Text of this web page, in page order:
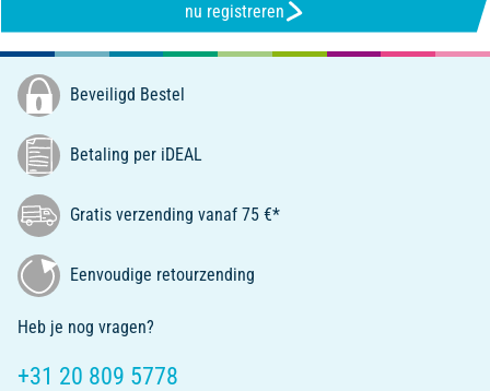
nu registreren
Beveiligd Bestel
Betaling per iDEAL
Gratis verzending vanaf 75 €*
Eenvoudige retourzending
Heb je nog vragen?
+31 20 809 5778